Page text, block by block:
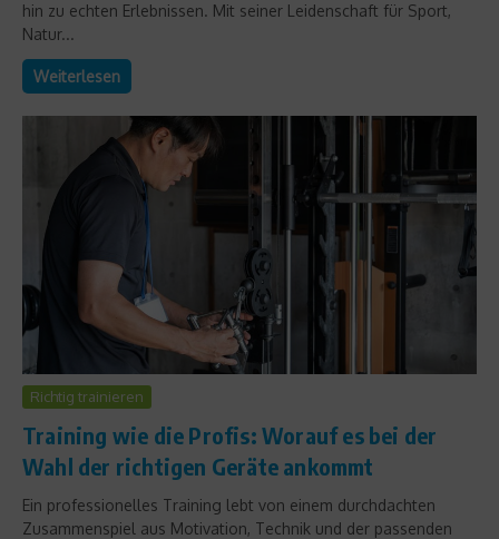
hin zu echten Erlebnissen. Mit seiner Leidenschaft für Sport,
Natur...
Weiterlesen
Richtig trainieren
Training wie die Profis: Worauf es bei der
Wahl der richtigen Geräte ankommt
Ein professionelles Training lebt von einem durchdachten
Zusammenspiel aus Motivation, Technik und der passenden